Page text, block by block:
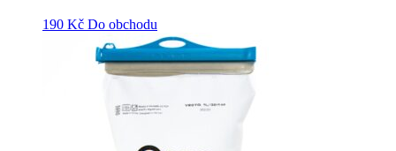
190 Kč Do obchodu